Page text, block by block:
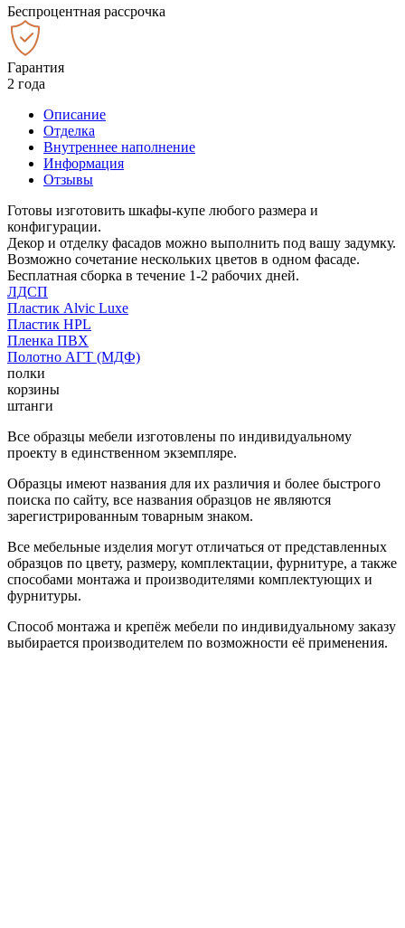
Беспроцентная рассрочка
Гарантия
2 года
Описание
Отделка
Внутреннее наполнение
Информация
Отзывы
Готовы изготовить шкафы-купе любого размера и
конфигурации.
Декор и отделку фасадов можно выполнить под вашу задумку.
Возможно сочетание нескольких цветов в одном фасаде.
Бесплатная сборка в течение 1-2 рабочих дней.
ЛДСП
Пластик Alvic Luxe
Пластик HPL
Пленка ПВХ
Полотно АГТ (МДФ)
полки
корзины
штанги
Все образцы мебели изготовлены по индивидуальному
проекту в единственном экземпляре.
Образцы имеют названия для их различия и более быстрого
поиска по сайту, все названия образцов не являются
зарегистрированным товарным знаком.
Все мебельные изделия могут отличаться от представленных
образцов по цвету, размеру, комплектации, фурнитуре, а также
способами монтажа и производителями комплектующих и
фурнитуры.
Способ монтажа и крепёж мебели по индивидуальному заказу
выбирается производителем по возможности её применения.